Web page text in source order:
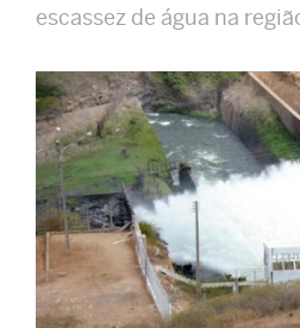
escassez de água na